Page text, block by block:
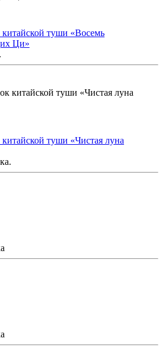
туши «Восемь
Ци»
туши «Чистая луна